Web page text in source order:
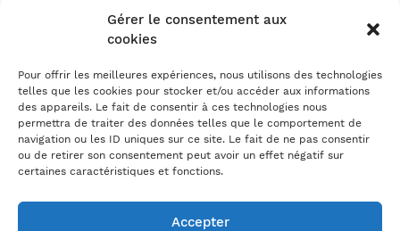
Gérer le consentement aux
cookies
Pour offrir les meilleures expériences, nous utilisons des technologies
telles que les cookies pour stocker et/ou accéder aux informations
des appareils. Le fait de consentir à ces technologies nous
permettra de traiter des données telles que le comportement de
navigation ou les ID uniques sur ce site. Le fait de ne pas consentir
ou de retirer son consentement peut avoir un effet négatif sur
certaines caractéristiques et fonctions.
Accepter
dans votre communication RH ?
Un besoin, un projet ?
On en parle ?